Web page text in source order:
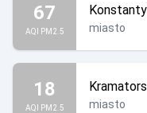
67
AQI PM2.5 miasto
18
AQI PM2.5 miasto